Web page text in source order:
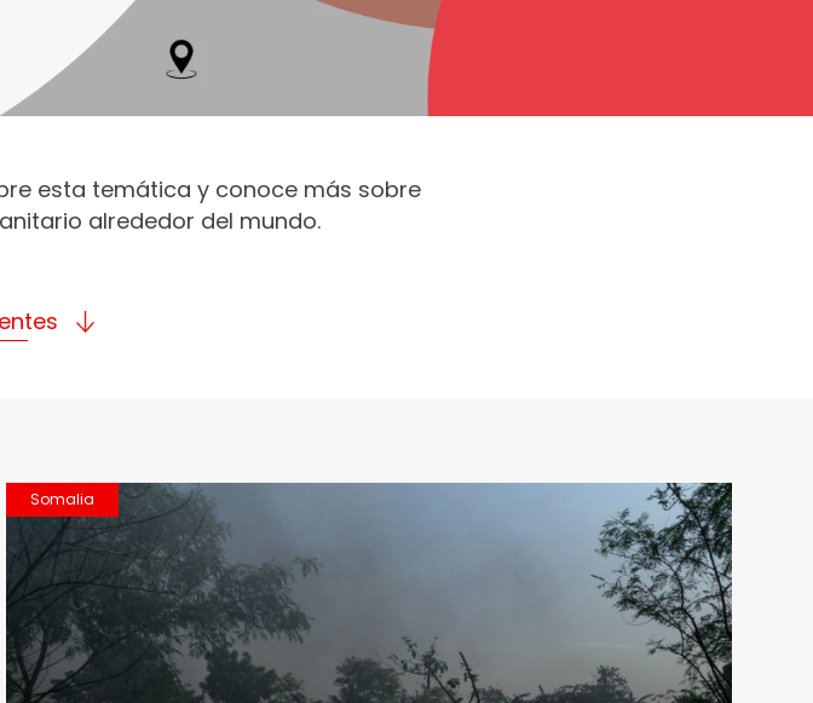
esta temática y conoce más sobre
alrededor del mundo.
Somalia